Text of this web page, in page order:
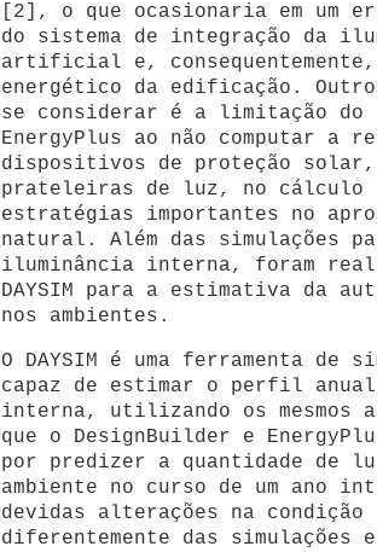
[2], o que ocasionaria em um
do sistema de integração da
artificial e, consequentemente,
energético da edificação.
se considerar é a limitação do
EnergyPlus ao não computar a
dispositivos de proteção solar,
prateleiras de luz, no cálculo
estratégias importantes no
natural. Além das simulações
iluminância interna, foram
DAYSIM para a estimativa da
nos ambientes.
O DAYSIM é uma ferramenta de
capaz de estimar o perfil
interna, utilizando os mesmos
que o DesignBuilder e
por predizer a quantidade de
ambiente no curso de um ano
devidas alterações na condição
diferentemente das simulações